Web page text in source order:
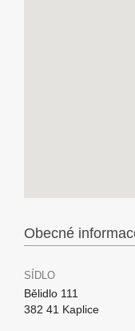
Obecné
SÍDLO
Bělidlo 111
382 41 Kaplice